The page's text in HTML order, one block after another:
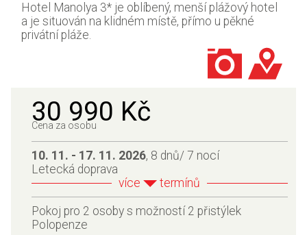
Hotel Manolya 3* je oblíbený, menší plážový hotel
a je situován na klidném místě, přímo u pěkné
privátní pláže.
30 990 Kč
Cena za osobu
10. 11. - 17. 11. 2026, 8 dnů/ 7 nocí
Letecká doprava
více
termínů
Pokoj pro 2 osoby s možností 2 přistýlek
Polopenze